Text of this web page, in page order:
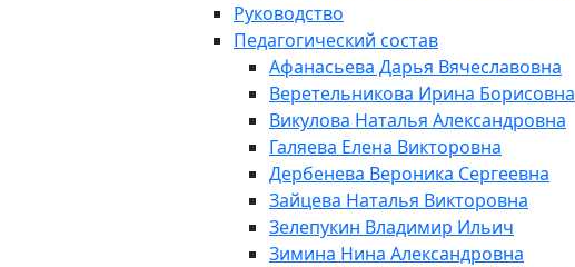
Руководство
Педагогический состав
Афанасьева Дарья Вячеславовна
Веретельникова Ирина Борисовна
Викулова Наталья Александровна
Галяева Елена Викторовна
Дербенева Вероника Сергеевна
Зайцева Наталья Викторовна
Зелепукин Владимир Ильич
Зимина Нина Александровна